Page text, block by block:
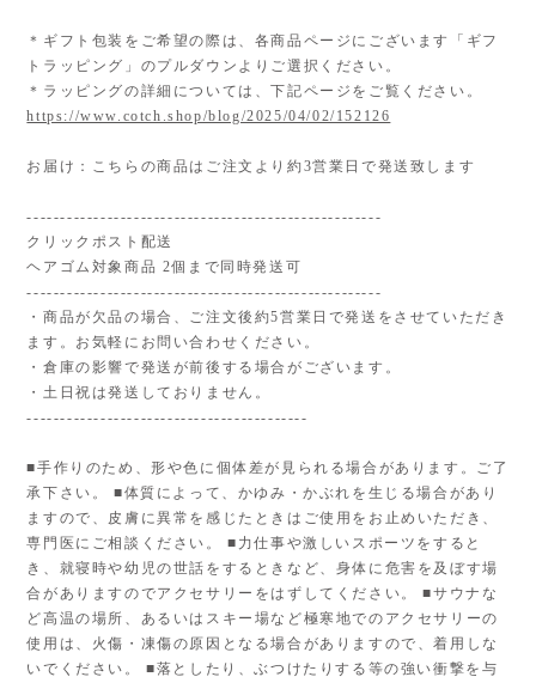
＊ギフト包装をご希望の際は、各商品ページにございます「ギフ
トラッピング」のプルダウンよりご選択ください。
＊ラッピングの詳細については、下記ページをご覧ください。
https://www.cotch.shop/blog/2025/04/02/152126
お届け：こちらの商品はご注文より約3営業日で発送致します
-----------------------------------------------------
クリックポスト配送
ヘアゴム対象商品 2個まで同時発送可
-----------------------------------------------------
・商品が欠品の場合、ご注文後約5営業日で発送をさせていただき
ます。お気軽にお問い合わせください。
・倉庫の影響で発送が前後する場合がございます。
・土日祝は発送しておりません。
------------------------------------------
■手作りのため、形や色に個体差が見られる場合があります。ご了
承下さい。 ■体質によって、かゆみ・かぶれを生じる場合があり
ますので、皮膚に異常を感じたときはご使用をお止めいただき、
専門医にご相談ください。 ■力仕事や激しいスポーツをすると
き、就寝時や幼児の世話をするときなど、身体に危害を及ぼす場
合がありますのでアクセサリーをはずしてください。 ■サウナな
ど高温の場所、あるいはスキー場など極寒地でのアクセサリーの
使用は、火傷・凍傷の原因となる場合がありますので、着用しな
いでください。 ■落としたり、ぶつけたりする等の強い衝撃を与